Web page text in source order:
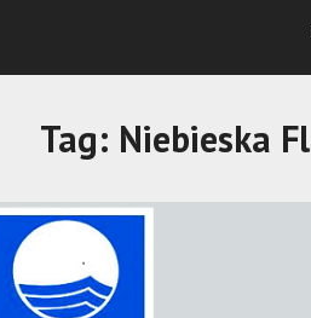
Tag: Niebieska